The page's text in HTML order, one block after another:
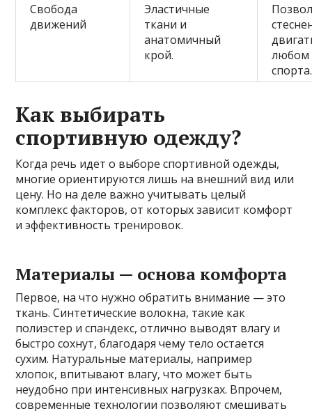
Свобода
движений
Эластичные
ткани и
анатомичный
крой.
любом
спорта.
Как выбирать
спортивную одежду?
Когда речь идет о выборе спортивной одежды,
многие ориентируются лишь на внешний вид или
цену. Но на деле важно учитывать целый
комплекс факторов, от которых зависит комфорт
и эффективность тренировок.
Материалы — основа комфорта
Первое, на что нужно обратить внимание — это
ткань. Синтетические волокна, такие как
полиэстер и спандекс, отлично выводят влагу и
быстро сохнут, благодаря чему тело остается
сухим. Натуральные материалы, например
хлопок, впитывают влагу, что может быть
неудобно при интенсивных нагрузках. Впрочем,
современные технологии позволяют смешивать